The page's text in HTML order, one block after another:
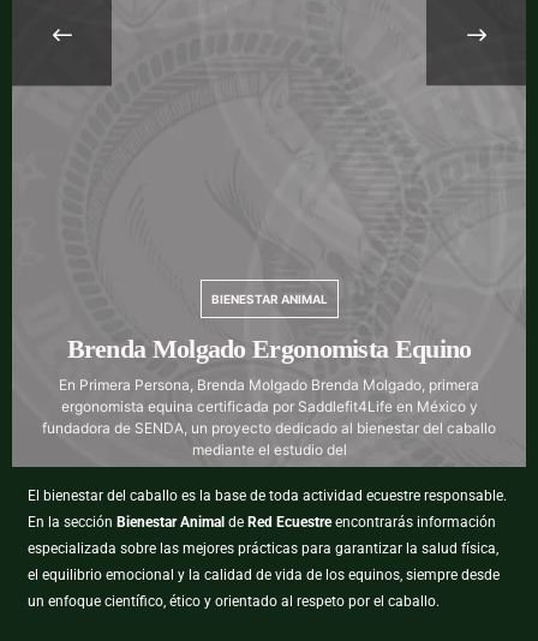
BIENESTAR ANIMAL
Brenda Molgado Ergonomista Equino
En Primera Persona, Brenda Molgado Brenda Molgado, primera
ergonomista equina certificada por Saddlefit4Life en México y
fundadora de SENDA, un proyecto dedicado al bienestar del caballo
mediante el estudio del
El bienestar del caballo es la base de toda actividad ecuestre responsable.
En la sección Bienestar Animal de Red Ecuestreencontrarás información
especializada sobre las mejores prácticas para garantizar la salud física,
el equilibrio emocional y la calidad de vida de los equinos, siempre desde
un enfoque científico, ético y orientado al respeto por el caballo.